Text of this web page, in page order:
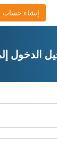
إنشاء حساب
الدخول